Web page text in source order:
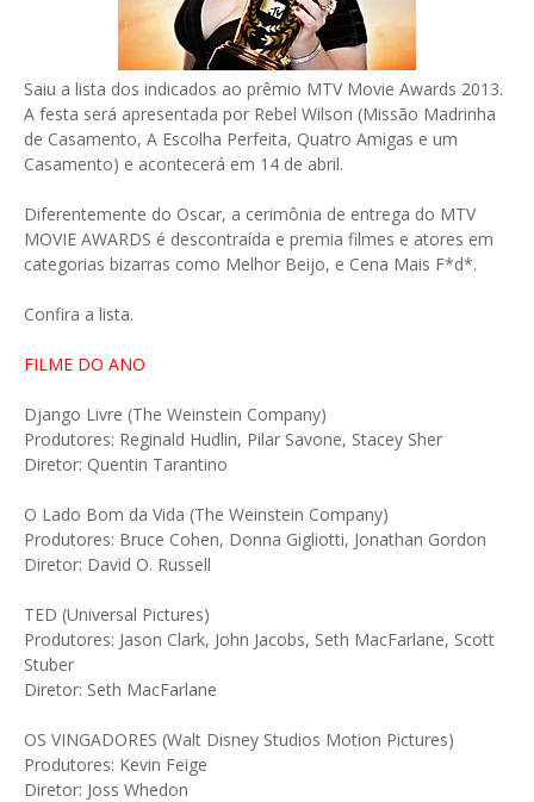
Saiu a lista dos indicados ao prêmio MTV Movie Awards 2013.
A festa será apresentada por Rebel Wilson (Missão Madrinha
de Casamento, A Escolha Perfeita, Quatro Amigas e um
Casamento) e acontecerá em 14 de abril.
Diferentemente do Oscar, a cerimônia de entrega do MTV
MOVIE AWARDS é descontraída e premia filmes e atores em
categorias bizarras como Melhor Beijo, e Cena Mais F*d*.
Confira a lista.
FILME DO ANO
Django Livre (The Weinstein Company)
Produtores: Reginald Hudlin, Pilar Savone, Stacey Sher
Diretor: Quentin Tarantino
O Lado Bom da Vida (The Weinstein Company)
Produtores: Bruce Cohen, Donna Gigliotti, Jonathan Gordon
Diretor: David O. Russell
TED (Universal Pictures)
Produtores: Jason Clark, John Jacobs, Seth MacFarlane, Scott
Stuber
Diretor: Seth MacFarlane
OS VINGADORES (Walt Disney Studios Motion Pictures)
Produtores: Kevin Feige
Diretor: Joss Whedon